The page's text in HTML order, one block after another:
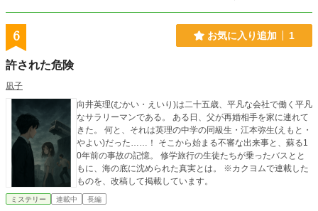
6 お気に入り追加 1
許された危険
凪子
向井英理(むかい・えいり)は二十五歳、平凡な会社で働く平凡
なサラリーマンである。 ある日、父が再婚相手を家に連れて
きた。 何と、それは英理の中学の同級生・江本弥生(えもと・
やよい)だった……！ そこから始まる不審な出来事と、蘇る1
0年前の事故の記憶。 修学旅行の生徒たちが乗ったバスとと
もに、海の底に沈められた真実とは。 ※カクヨムで連載した
ものを、改稿して掲載しています。
ミステリー 連載中 長編